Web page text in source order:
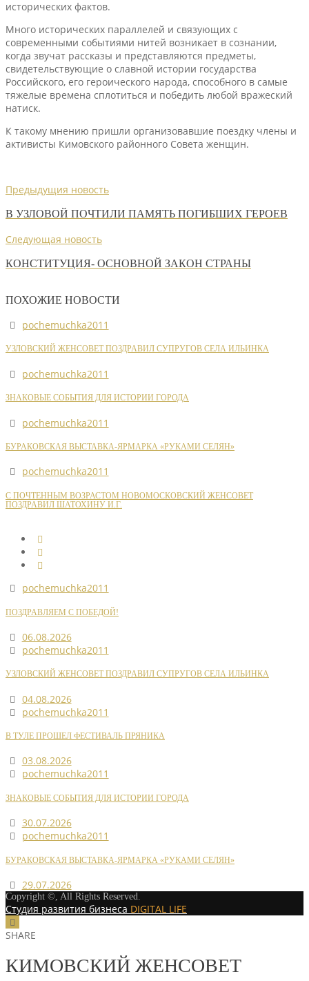
исторических фактов.
Много исторических параллелей и связующих с
современными событиями нитей возникает в сознании,
когда звучат рассказы и представляются предметы,
свидетельствующие о славной истории государства
Российского, его героического народа, способного в самые
тяжелые времена сплотиться и победить любой вражеский
натиск.
К такому мнению пришли организовавшие поездку члены и
активисты Кимовского районного Совета женщин.
Предыдущия новость
В УЗЛОВОЙ ПОЧТИЛИ ПАМЯТЬ ПОГИБШИХ ГЕРОЕВ
Следующая новость
КОНСТИТУЦИЯ- ОСНОВНОЙ ЗАКОН СТРАНЫ
ПОХОЖИЕ НОВОСТИ
pochemuchka2011
УЗЛОВСКИЙ ЖЕНСОВЕТ ПОЗДРАВИЛ СУПРУГОВ СЕЛА ИЛЬИНКА
pochemuchka2011
ЗНАКОВЫЕ СОБЫТИЯ ДЛЯ ИСТОРИИ ГОРОДА
pochemuchka2011
БУРАКОВСКАЯ ВЫСТАВКА-ЯРМАРКА «РУКАМИ СЕЛЯН»
pochemuchka2011
С ПОЧТЕННЫМ ВОЗРАСТОМ НОВОМОСКОВСКИЙ ЖЕНСОВЕТ
ПОЗДРАВИЛ ШАТОХИНУ И.Г.
pochemuchka2011
ПОЗДРАВЛЯЕМ С ПОБЕДОЙ!
06.08.2026
pochemuchka2011
УЗЛОВСКИЙ ЖЕНСОВЕТ ПОЗДРАВИЛ СУПРУГОВ СЕЛА ИЛЬИНКА
04.08.2026
pochemuchka2011
В ТУЛЕ ПРОШЕЛ ФЕСТИВАЛЬ ПРЯНИКА
03.08.2026
pochemuchka2011
ЗНАКОВЫЕ СОБЫТИЯ ДЛЯ ИСТОРИИ ГОРОДА
30.07.2026
pochemuchka2011
БУРАКОВСКАЯ ВЫСТАВКА-ЯРМАРКА «РУКАМИ СЕЛЯН»
29.07.2026
Copyright ©, All Rights Reserved.
Студия развития бизнеса DIGITAL LIFE
SHARE
КИМОВСКИЙ ЖЕНСОВЕТ